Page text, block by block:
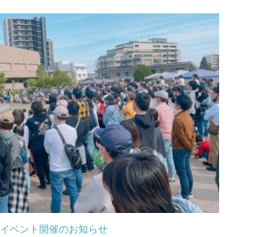
イベント開催のお知らせ